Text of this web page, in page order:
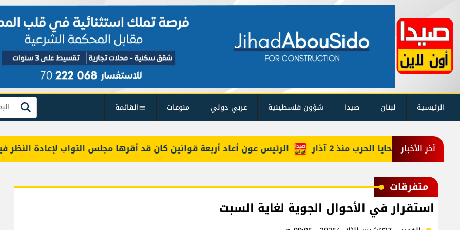
الرئيسية لبنان صيدا شؤون فلسطينية عربي دولي منوعات القائمة بحث
آخر الأخبار الرئيس عون أعاد أربعة قوانين كان قد أقرها مجلس النواب لإعادة النظر فيها حصيلة ضحايا الحرب منذ 2 آذار
متفرقات
استقرار في الأحوال الجوية لغاية السبت